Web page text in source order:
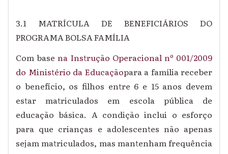
3.1 MATRÍCULA DE BENEFICIÁRIOS DO
PROGRAMA BOLSA FAMÍLIA
Com basena Instrução Operacional nº 001/2009
do Ministério da Educaçãopara a família receber
o benefício, os filhos entre 6 e 15 anos devem
estar matriculados em escola pública de
educação básica. A condição inclui o esforço
para que crianças e adolescentes não apenas
sejam matriculados, mas mantenham frequência